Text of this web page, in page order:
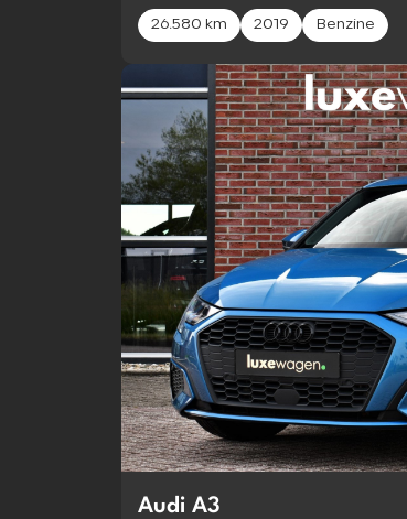
26.580 km 2019 Benzine
Audi A3